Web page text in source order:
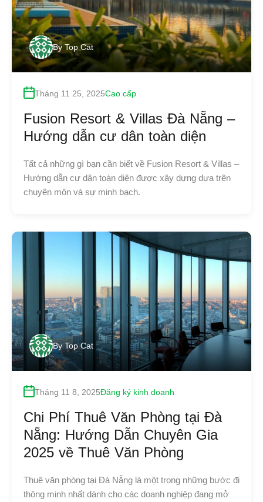
By Top Cat
Tháng 11 25, 2025Cao cấp
Fusion Resort & Villas Đà Nẵng –
Hướng dẫn cư dân toàn diện
Tất cả những gì bạn cần biết về Fusion Resort & Villas –
Hướng dẫn cư dân toàn diện được xây dựng dựa trên
chuyên môn và sự minh bạch.
By Top Cat
Tháng 11 8, 2025Đăng ký kinh doanh
Chi Phí Thuê Văn Phòng tại Đà
Nẵng: Hướng Dẫn Chuyên Gia
2025 về Thuê Văn Phòng
Thuê văn phòng tại Đà Nẵng là một trong những bước đi
thông minh nhất dành cho các doanh nghiệp đang mở